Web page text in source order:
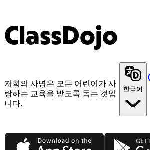
ClassDojo
저희의 사명은 모든 어린이가 사
랑하는 교육을 받도록 돕는 것입
니다.
한국어
App Store Google Play